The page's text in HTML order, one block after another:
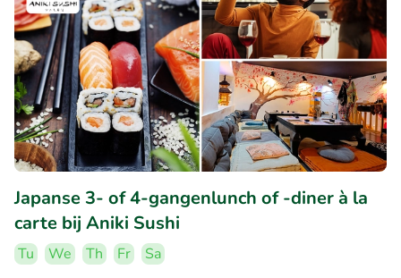
Japanse 3- of 4-gangenlunch of -diner à la
carte bij Aniki Sushi
Tu We Th Fr
Sa